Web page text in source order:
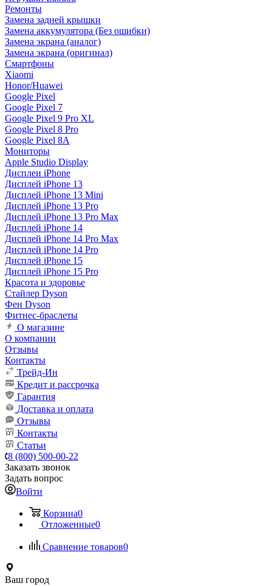
Ремонты
Замена задней крышки
Замена аккумулятора (Без ошибки)
Замена экрана (аналог)
Замена экрана (оригинал)
Смартфоны
Xiaomi
Honor/Huawei
Google Pixel
Google Pixel 7
Google Pixel 9 Pro XL
Google Pixel 8 Pro
Google Pixel 8A
Мониторы
Apple Studio Display
Дисплеи iPhone
Дисплей iPhone 13
Дисплей iPhone 13 Mini
Дисплей iPhone 13 Pro
Дисплей iPhone 13 Pro Max
Дисплей iPhone 14
Дисплей iPhone 14 Pro Max
Дисплей iPhone 14 Pro
Дисплей iPhone 15
Дисплей iPhone 15 Pro
Красота и здоровье
Стайлер Dyson
Фен Dyson
Фитнес-браслеты
О магазине
О компании
Отзывы
Контакты
Трейд-Ин
Кредит и рассрочка
Гарантия
Доставка и оплата
Отзывы
Контакты
Статьи
8 (800) 500-00-22
Заказать звонок
Задать вопрос
Войти
Корзина0
Отложенные0
Сравнение товаров0
Ваш город